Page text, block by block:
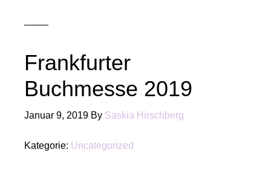
Frankfurter
Buchmesse 2019
Januar 9, 2019 By Saskia Hirschberg
Kategorie: Uncategorized